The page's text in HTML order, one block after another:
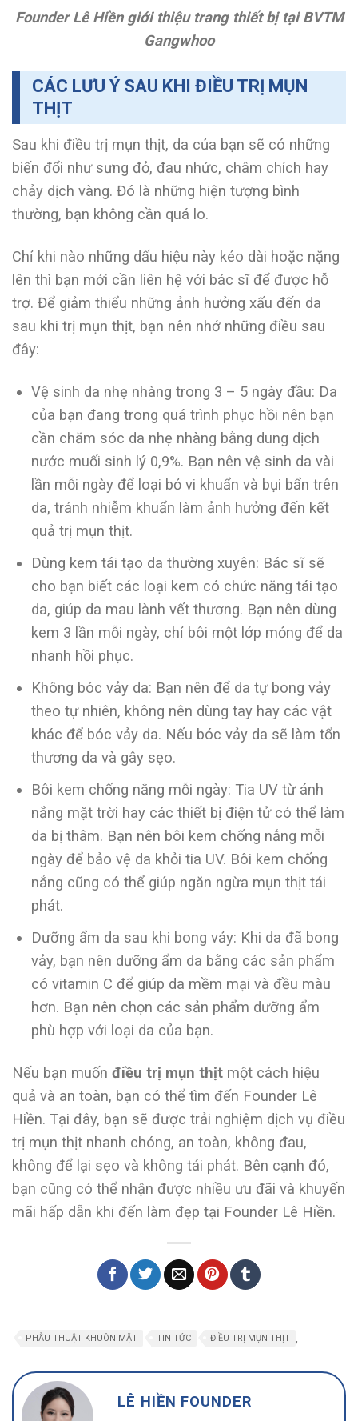
Founder Lê Hiền giới thiệu trang thiết bị tại BVTM
Gangwhoo
CÁC LƯU Ý SAU KHI ĐIỀU TRỊ MỤN
THỊT
Sau khi điều trị mụn thịt, da của bạn sẽ có những
biến đổi như sưng đỏ, đau nhức, châm chích hay
chảy dịch vàng. Đó là những hiện tượng bình
thường, bạn không cần quá lo.
Chỉ khi nào những dấu hiệu này kéo dài hoặc nặng
lên thì bạn mới cần liên hệ với bác sĩ để được hỗ
trợ. Để giảm thiểu những ảnh hưởng xấu đến da
sau khi trị mụn thịt, bạn nên nhớ những điều sau
đây:
Vệ sinh da nhẹ nhàng trong 3 – 5 ngày đầu: Da
của bạn đang trong quá trình phục hồi nên bạn
cần chăm sóc da nhẹ nhàng bằng dung dịch
nước muối sinh lý 0,9%. Bạn nên vệ sinh da vài
lần mỗi ngày để loại bỏ vi khuẩn và bụi bẩn trên
da, tránh nhiễm khuẩn làm ảnh hưởng đến kết
quả trị mụn thịt.
Dùng kem tái tạo da thường xuyên: Bác sĩ sẽ
cho bạn biết các loại kem có chức năng tái tạo
da, giúp da mau lành vết thương. Bạn nên dùng
kem 3 lần mỗi ngày, chỉ bôi một lớp mỏng để da
nhanh hồi phục.
Không bóc vảy da: Bạn nên để da tự bong vảy
theo tự nhiên, không nên dùng tay hay các vật
khác để bóc vảy da. Nếu bóc vảy da sẽ làm tổn
thương da và gây sẹo.
Bôi kem chống nắng mỗi ngày: Tia UV từ ánh
nắng mặt trời hay các thiết bị điện tử có thể làm
da bị thâm. Bạn nên bôi kem chống nắng mỗi
ngày để bảo vệ da khỏi tia UV. Bôi kem chống
nắng cũng có thể giúp ngăn ngừa mụn thịt tái
phát.
Dưỡng ẩm da sau khi bong vảy: Khi da đã bong
vảy, bạn nên dưỡng ẩm da bằng các sản phẩm
có vitamin C để giúp da mềm mại và đều màu
hơn. Bạn nên chọn các sản phẩm dưỡng ẩm
phù hợp với loại da của bạn.
Nếu bạn muốn điều trị mụn thịt một cách hiệu
quả và an toàn, bạn có thể tìm đến Founder Lê
Hiền. Tại đây, bạn sẽ được trải nghiệm dịch vụ điều
trị mụn thịt nhanh chóng, an toàn, không đau,
không để lại sẹo và không tái phát. Bên cạnh đó,
bạn cũng có thể nhận được nhiều ưu đãi và khuyến
mãi hấp dẫn khi đến làm đẹp tại Founder Lê Hiền.
PHẪU THUẬT KHUÔN MẶT ,
TIN TỨC ĐIỀU TRỊ MỤN THỊT
LÊ HIỀN FOUNDER